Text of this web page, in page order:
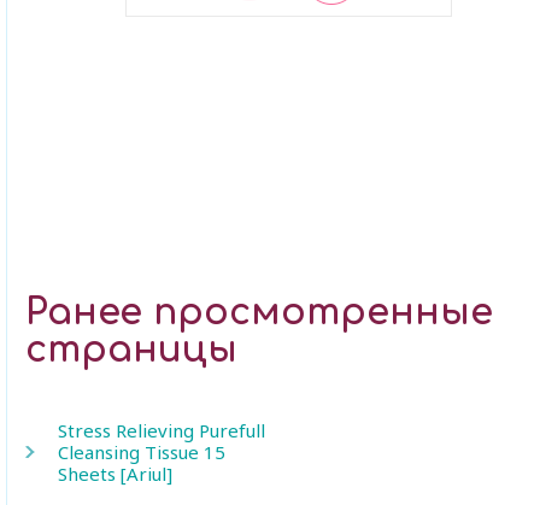
Ранее просмотренные
страницы
Stress Relieving Purefull
Cleansing Tissue 15
Sheets [Ariul]